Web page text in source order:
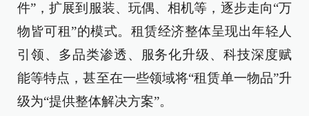
件”，扩展到服装、玩偶、相机等，逐步走向“万
物皆可租”的模式。租赁经济整体呈现出年轻人
引领、多品类渗透、服务化升级、科技深度赋
能等特点，甚至在一些领域将“租赁单一物品”升
级为“提供整体解决方案”。